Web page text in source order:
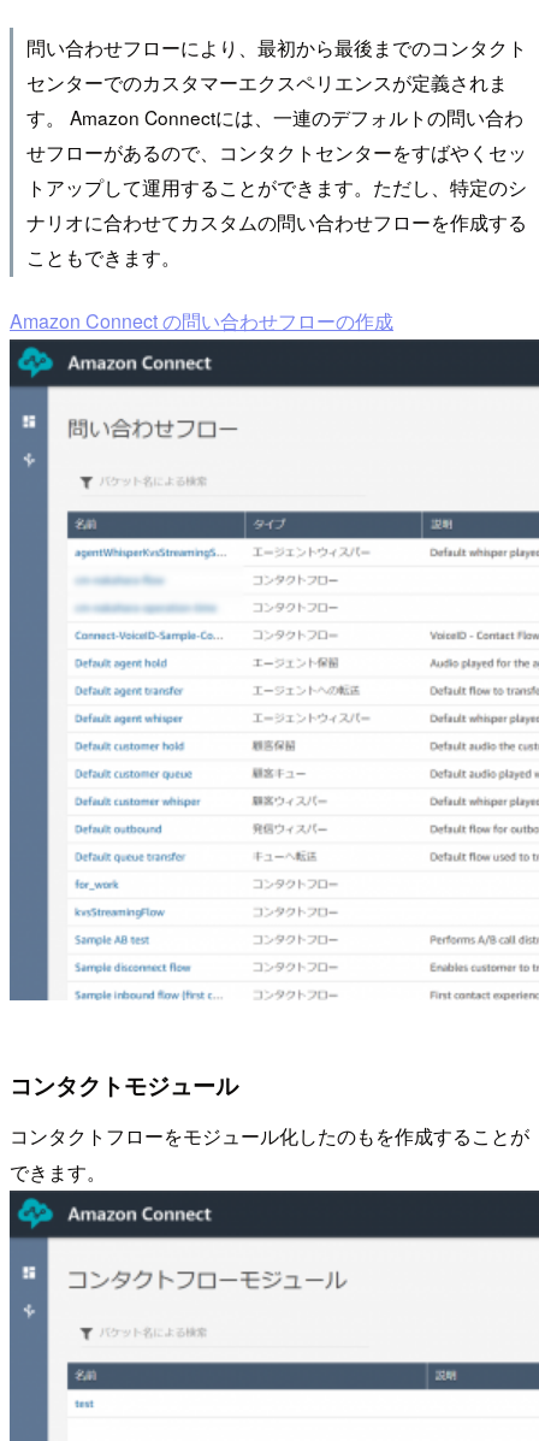
問い合わせフローにより、最初から最後までのコンタクト
センターでのカスタマーエクスペリエンスが定義されま
す。 Amazon Connectには、一連のデフォルトの問い合わ
せフローがあるので、コンタクトセンターをすばやくセッ
トアップして運用することができます。ただし、特定のシ
ナリオに合わせてカスタムの問い合わせフローを作成する
こともできます。
Amazon Connect の問い合わせフローの作成
コンタクトモジュール
コンタクトフローをモジュール化したのもを作成することが
できます。